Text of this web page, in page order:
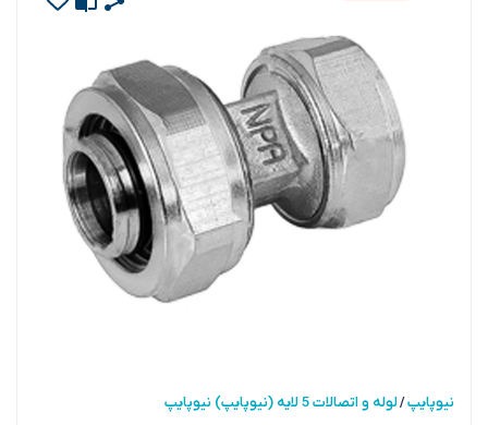
نیوپایپ/لوله و اتصالات 5 لایه (نیوپایپ) نیوپایپ